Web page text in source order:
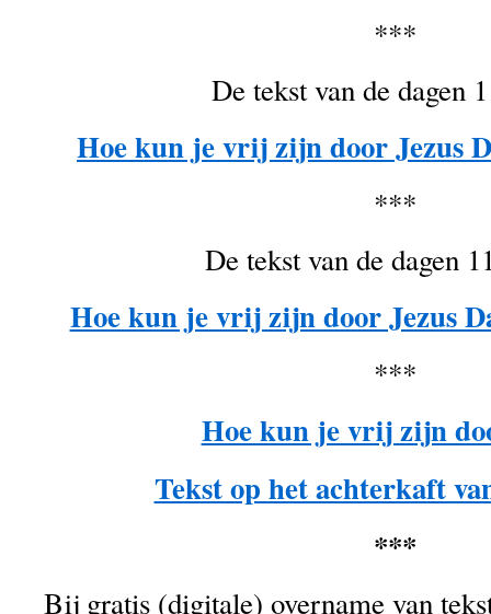
***
De tekst van de dagen
Hoe kun je vrij zijn door Jezus
***
De tekst van de dagen
Hoe kun je vrij zijn door Jezus
***
Hoe kun je vrij zijn
Tekst op het achterkaft
***
Bij gratis (digitale) overname van